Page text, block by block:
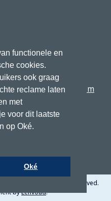
functionele en
cookies.
ook graag
reclame laten
met
voor dit laatste
op Oké.
Oké
+31 517 417523
info@cruising-home.com
2026. All Rights Reserved.
byEenvoud.